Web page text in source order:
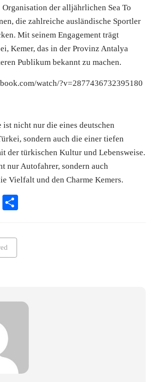
der alljährlichen Sea To
die zahlreiche ausländische Sportler
Mit seinem Engagement trägt
Kemer, das in der Provinz Antalya
Publikum bekannt zu machen.
watch/?v=2877436732395180
ist nicht nur die eines deutschen
sondern auch die einer tiefen
der türkischen Kultur und Lebensweise.
nur Autofahrer, sondern auch
Vielfalt und den Charme Kemers.
Email